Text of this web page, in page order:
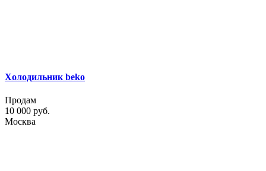
Холодильник beko
Продам
10 000 руб.
Москва